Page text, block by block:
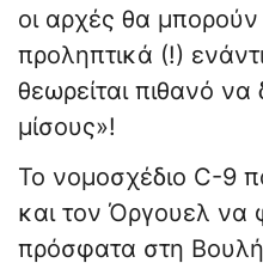
οι αρχές θα
προληπτικά (!)
θεωρείται πιθανό
μίσους»!
Το νομοσχέδιο C-9
και τον Όργουελ να
πρόσφατα στη